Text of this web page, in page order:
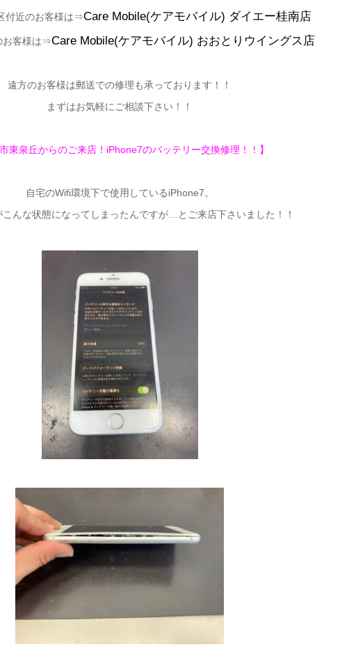
付近のお客様は⇒Care Mobile(ケアモバイル) ダイエー桂南店
お客様は⇒Care Mobile(ケアモバイル) おおとりウイングス店
遠方のお客様は郵送での修理も承っております！！
まずはお気軽にご相談下さい！！
市東泉丘からのご来店！iPhone7のバッテリー交換修理！！】
自宅のWifi環境下で使用しているiPhone7。
んな状態になってしまったんですが…とご来店下さいました！！